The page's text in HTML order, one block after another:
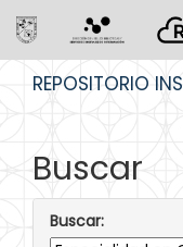
REPOSITORIO
Buscar
Buscar: